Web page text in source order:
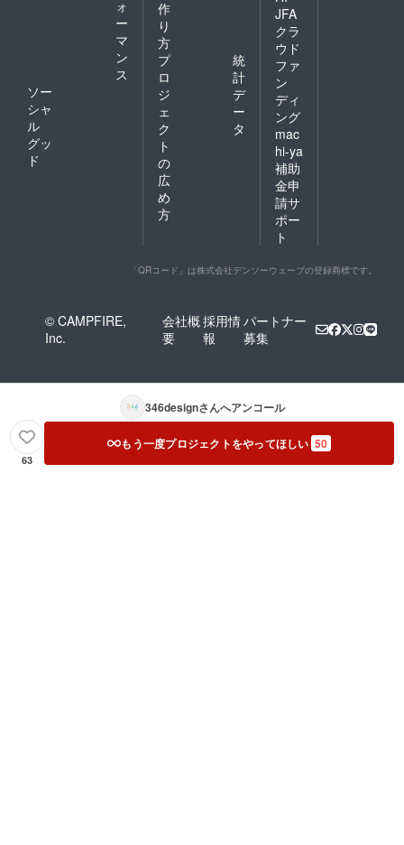
ォ
ー
マ
ン
ス
ソー
シャ
ル
グッ
ド
作
り
方
プ
ロ
ジ
ェ
ク
ト
の
広
め
方
統
計
デ
ー
タ
JFA
クラ
ウド
ファ
ン
ディ
ング
mac
hi-ya
補助
金申
請サ
ポー
ト
「QRコード」は株式会社デンソーウェーブの登録商標です。
© CAMPFIRE,
Inc.
会社概
要
採用情
報
パートナー
募集
346designさんへアンコール
63
もう一度プロジェクトをやってほしい 50